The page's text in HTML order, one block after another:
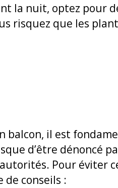
la nuit, optez pour
risquez que les
balcon, il est
d’être dénoncé
Pour éviter
de conseils :